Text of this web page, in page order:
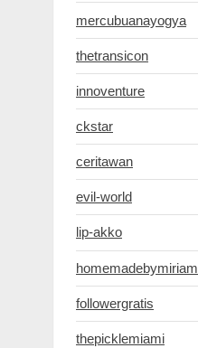
mercubuanayogya
thetransicon
innoventure
ckstar
ceritawan
evil-world
lip-akko
homemadebymiriam
followergratis
thepicklemiami